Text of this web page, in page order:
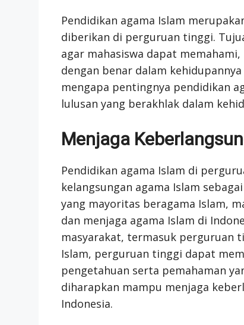
Pendidikan agama Islam
diberikan di perguruan tinggi.
agar mahasiswa dapat
dengan benar dalam
mengapa pentingnya pendidikan
lulusan yang berakhlak dalam
Menjaga
Pendidikan agama Islam di
kelangsungan agama Islam
yang mayoritas beragama Islam,
dan menjaga agama Islam di
masyarakat, termasuk perguruan
Islam, perguruan tinggi dapat
pengetahuan serta pemahaman
diharapkan mampu menjaga
Indonesia.